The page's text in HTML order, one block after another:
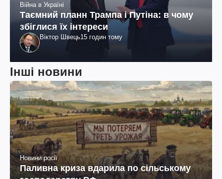
Війна в Україні
Таємний планн Трампа і Путіна: в чому
збіглися їх інтереси
Віктор Швець15 годин тому
Інші новини
Новини росії
Паливна криза вдарила по сільському